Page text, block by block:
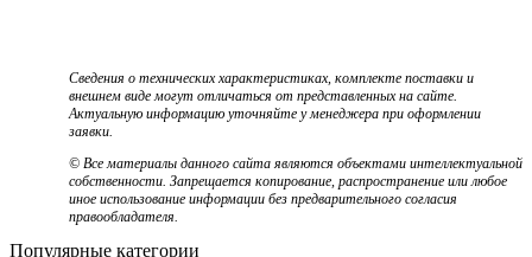
Сведения о технических характеристиках, комплекте поставки и
внешнем виде могут отличаться от представленных на сайте.
Актуальную информацию уточняйте у менеджера при оформлении
заявки.
© Все материалы данного сайта являются объектами интеллектуальной
собственности. Запрещается копирование, распространение или любое
иное использование информации без предварительного согласия
правообладателя.
Популярные категории